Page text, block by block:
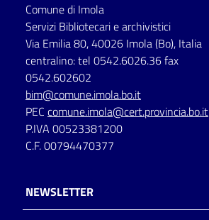
Seguici
su
Comune di Imola
Servizi Bibliotecari e archivistici
Via Emilia 80, 40026 Imola (Bo), Italia
centralino: tel 0542.6026.36 fax
0542.602602
bim@comune.imola.bo.it
PEC comune.imola@cert.provincia.bo.it
P.IVA 00523381200
C.F. 00794470377
NEWSLETTER